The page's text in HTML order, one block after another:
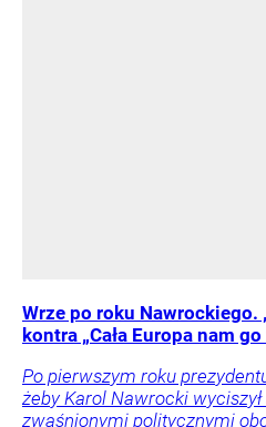
Wrze po roku Nawrockiego.
kontra „Cała Europa nam
Po pierwszym roku
żeby Karol Nawrocki
zwaśnionymi politycznymi